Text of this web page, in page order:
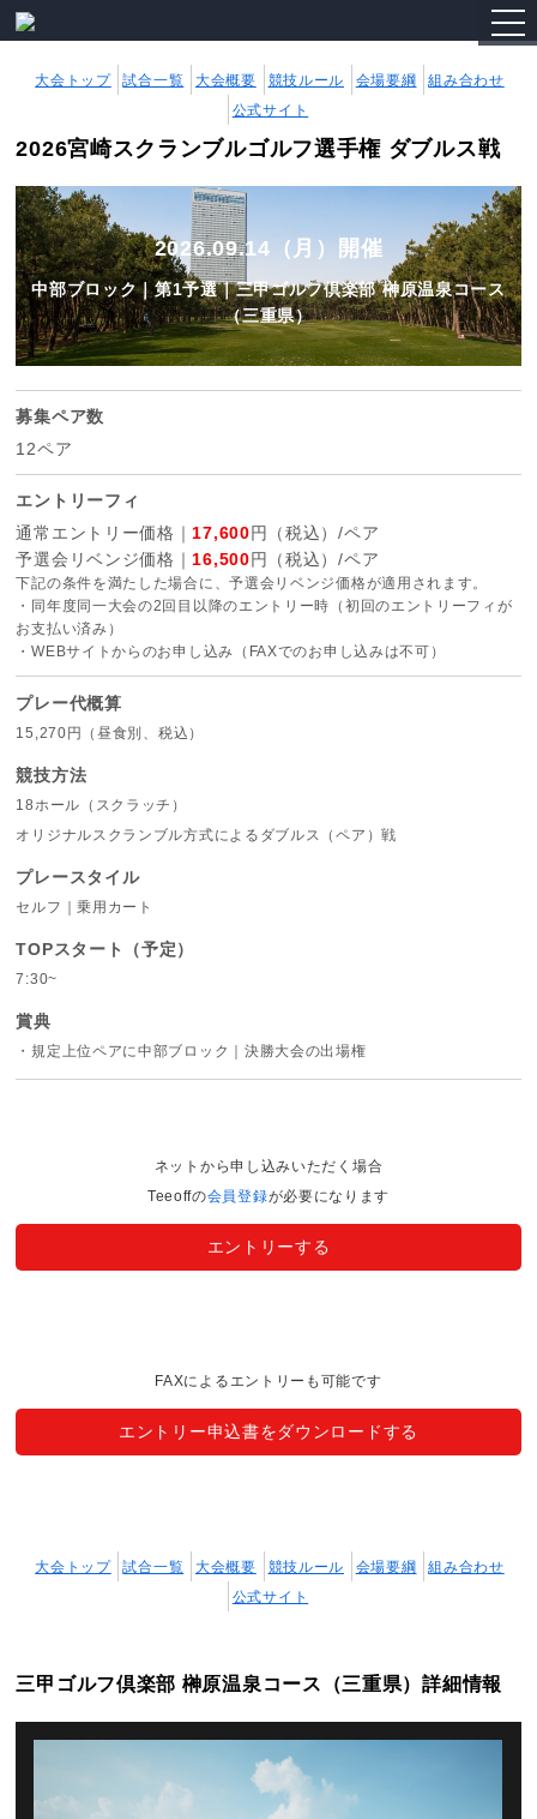
大会トップ 試合一覧 大会概要 競技ルール 会場要綱
組み合わせ
公式サイト
2026宮崎スクランブルゴルフ選手権 ダブルス戦
2026.09.14（月）開催
中部ブロック｜第1予選｜三甲ゴルフ倶楽部 榊原温泉コース
（三重県）
募集ペア数
12ペア
エントリーフィ
通常エントリー価格｜ 17,600円（税込）/ペア
予選会リベンジ価格｜ 16,500円（税込）/ペア
下記の条件を満たした場合に、予選会リベンジ価格が適用されます。
・同年度同一大会の2回目以降のエントリー時（初回のエントリーフィが
お支払い済み）
・WEBサイトからのお申し込み（FAXでのお申し込みは不可）
プレー代概算
15,270円（昼食別、税込）
競技方法
18ホール（スクラッチ）
オリジナルスクランブル方式によるダブルス（ペア）戦
プレースタイル
セルフ｜乗用カート
TOPスタート（予定）
7:30~
賞典
・規定上位ペアに中部ブロック｜決勝大会の出場権
ネットから申し込みいただく場合
Teeoffの会員登録が必要になります
エントリーする
FAXによるエントリーも可能です
エントリー申込書をダウンロードする
大会トップ 試合一覧 大会概要 競技ルール 会場要綱
組み合わせ
公式サイト
三甲ゴルフ倶楽部 榊原温泉コース（三重県）詳細情報